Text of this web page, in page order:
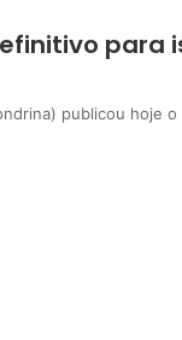
para
publicou hoje